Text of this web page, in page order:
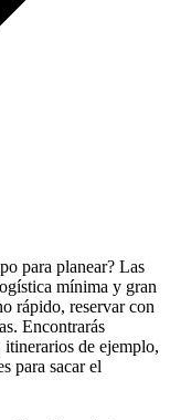
para planear? Las
mínima y gran
rápido, reservar con
Encontrarás
itinerarios de ejemplo,
para sacar el